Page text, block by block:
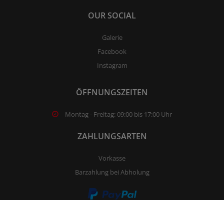
OUR SOCIAL
Galerie
Facebook
Instagram
ÖFFNUNGSZEITEN
Montag - Freitag: 09:00 bis 17:00 Uhr
ZAHLUNGSARTEN
Vorkasse
Barzahlung bei Abholung